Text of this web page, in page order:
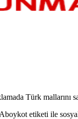
Türk
etiketi ile